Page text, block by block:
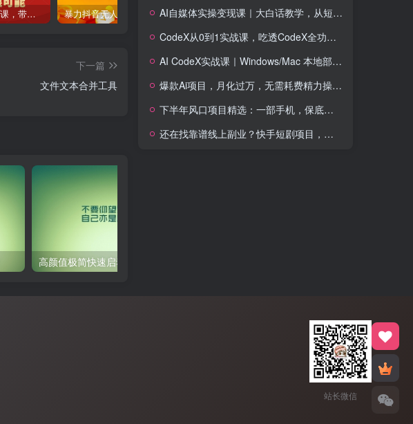
2024跨年大课，​带你洞察趋势，布局好2024年，创造无限可能 暴力抖音无人直播一元秒杀玩法。项目拆解 全新平台vivo短视频，新风口AI混剪无脑搬运，冷门风口当天见收益，7天撸了2300+了
下一篇
文件文本合并工具
AI自媒体实操变现课｜大白话教学，从短剧漫剧到动画制作，零基础也能掌握爆款内容创作与变现全流程
CodeX从0到1实战课，吃透CodeX全功能，零基础AI开发实战，从部署到高阶项目一键落地
AI CodeX实战课｜Windows/Mac 本地部署｜API 对接调通｜Skill 自制｜漫剧剪辑｜网站 VR 项目｜AI项目落地全教程
爆款Ai项目，月化过万，无需耗费精力操作，稳健实现每月增收
下半年风口项目精选：一部手机，保底日入500+，做就有收益，长期稳定！【揭秘】
还在找靠谱线上副业？快手短剧项目，全程自动发布内容，不用熬夜做视频，轻松日入500+【揭秘】
站长微信